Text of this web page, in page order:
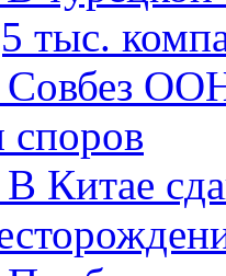
тыс.
Совбез
споров
В Китае